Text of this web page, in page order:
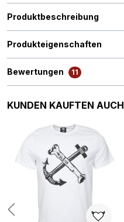
Produktbeschreibung
Produkteigenschaften
Bewertungen 11
Produktgalerie überspringen
KUNDEN KAUFTEN AUCH